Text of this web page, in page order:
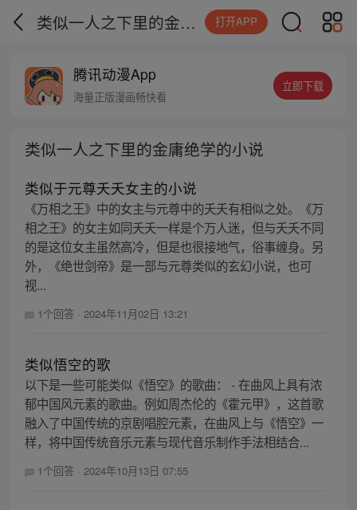
类似一人之下里的金庸绝学的小说 打开APP
腾讯动漫App
海量正版漫画畅快看
立即下载
类似一人之下里的金庸绝学的小说
类似于元尊夭夭女主的小说
《万相之王》中的女主与元尊中的夭夭有相似之处。《万
相之王》的女主如同夭夭一样是个万人迷，但与夭夭不同
的是这位女主虽然高冷，但是也很接地气，俗事缠身。另
外，《绝世剑帝》是一部与元尊类似的玄幻小说，也可
视...
1个回答 · 2024年11月02日 13:21
类似悟空的歌
以下是一些可能类似《悟空》的歌曲： - 在曲风上具有浓
郁中国风元素的歌曲。例如周杰伦的《霍元甲》，这首歌
融入了中国传统的京剧唱腔元素，在曲风上与《悟空》一
样，将中国传统音乐元素与现代音乐制作手法相结合...
1个回答 · 2024年10月13日 07:55